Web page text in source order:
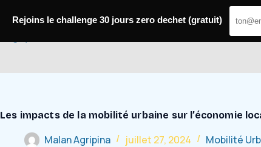
Les impacts de la mobilité urbaine sur l’économie
Malan Agripina juillet 27, 2024 Mobilité
Rejoins le challenge 30 jours zero dechet (gratuit)